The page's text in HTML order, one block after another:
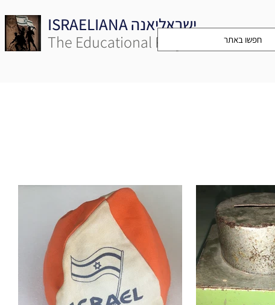
ISRAELIANA ישראליאנה
The Educational Project